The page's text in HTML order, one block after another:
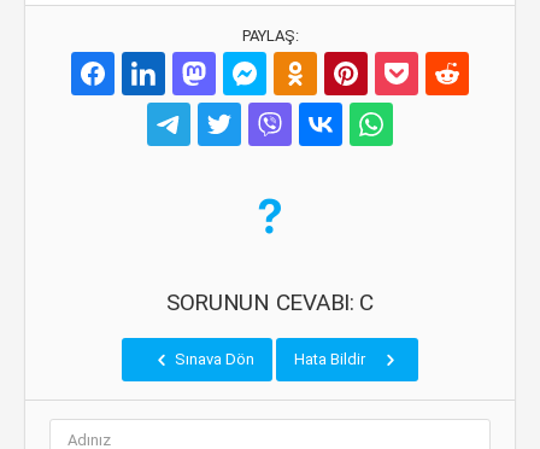
PAYLAŞ:
SORUNUN CEVABI: C
Sınava Dön Hata Bildir